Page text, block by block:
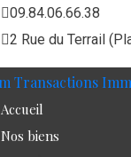
09.84.06.66.38
2 Rue du Terrail
Accueil
Nos biens